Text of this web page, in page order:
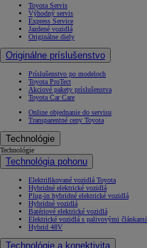
Toyota Servis
Výhodný servis
Express Service
Jazdené vozidlá
Originálne diely
Originálne príslušenstvo
Príslušenstvo po modeloch
Toyota ProTect
Akciové pakety príslušenstva
Toyota Car Care
Online objednanie do servisu
Transparentné ceny Toyota
Technológie
Technológie
Technológia pohonu
Elektrifikované vozidlá Toyota
Hybridné elektrické vozidlá
Plug-in hybridné elektrické vozidlá
Hybridné vozidlá
Batériové elektrické vozidlá
Elektrické vozidlá s palivovými článkami
Hybrid 48V
Technológie a konektivita